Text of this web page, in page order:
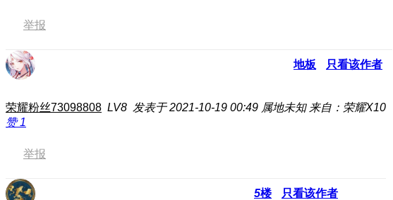
举报
地板 只看该作者
荣耀粉丝73098808 LV8 发表于 2021-10-19 00:49 属地未知 来自：荣耀X10
赞1
举报
5楼 只看该作者